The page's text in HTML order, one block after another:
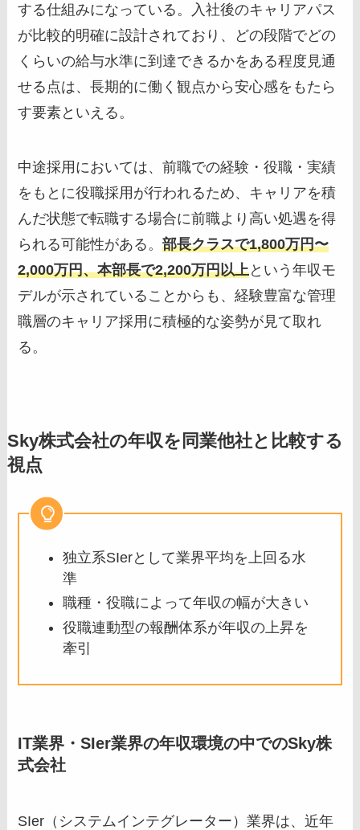
する仕組みになっている。入社後のキャリアパス
が比較的明確に設計されており、どの段階でどの
くらいの給与水準に到達できるかをある程度見通
せる点は、長期的に働く観点から安心感をもたら
す要素といえる。
中途採用においては、前職での経験・役職・実績
をもとに役職採用が行われるため、キャリアを積
んだ状態で転職する場合に前職より高い処遇を得
られる可能性がある。部長クラスで1,800万円〜
2,000万円、本部長で2,200万円以上という年収モ
デルが示されていることからも、経験豊富な管理
職層のキャリア採用に積極的な姿勢が見て取れ
る。
Sky株式会社の年収を同業他社と比較する
視点
独立系SIerとして業界平均を上回る水
準
職種・役職によって年収の幅が大きい
役職連動型の報酬体系が年収の上昇を
牽引
IT業界・SIer業界の年収環境の中でのSky株
式会社
SIer（システムインテグレーター）業界は、近年